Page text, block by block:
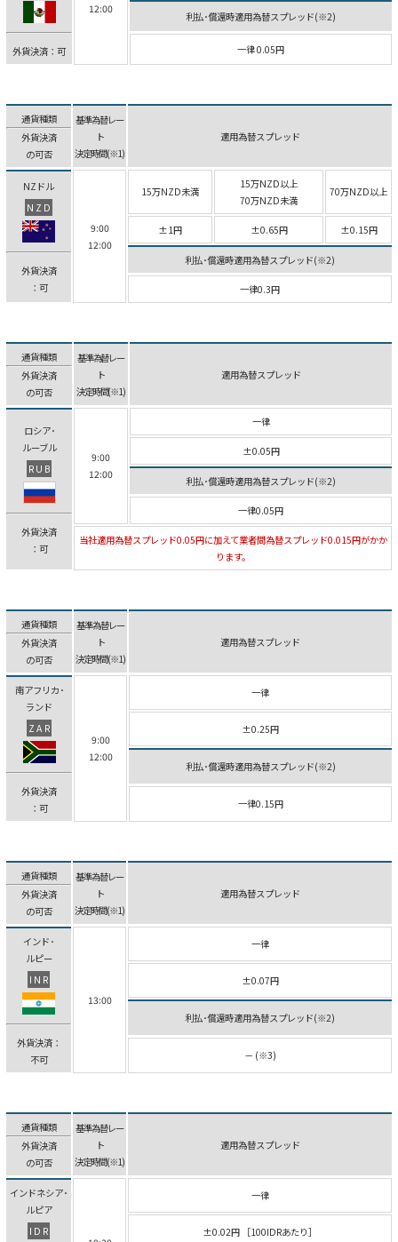
外貨決済：可
12:00
利払･償還時適用為替スプレッド(※2)
一律 0.05円
通貨種類
外貨決済
の可否
基準為替レー
ト
決定時間(※1)
適用為替スプレッド
NZドル
NZD
外貨決済
：可
9:00
12:00
15万NZD未満
15万NZD以上
70万NZD未満
70万NZD以上
±1円 ±0.65円 ±0.15円
利払･償還時適用為替スプレッド(※2)
一律0.3円
通貨種類
外貨決済
の可否
基準為替レー
ト
決定時間(※1)
適用為替スプレッド
ロシア･
ルーブル
RUB
外貨決済
：可
9:00
12:00
一律
±0.05円
利払･償還時適用為替スプレッド(※2)
一律0.05円
当社適用為替スプレッド0.05円に加えて業者間為替スプレッド0.015円がかか
ります。
通貨種類
外貨決済
の可否
基準為替レー
ト
決定時間(※1)
適用為替スプレッド
南アフリカ･
ランド
ZAR
外貨決済
：可
9:00
12:00
一律
±0.25円
利払･償還時適用為替スプレッド(※2)
一律0.15円
通貨種類
外貨決済
の可否
基準為替レー
ト
決定時間(※1)
適用為替スプレッド
インド･
ルピー
INR
外貨決済：
不可
13:00
一律
±0.07円
利払･償還時適用為替スプレッド(※2)
－ (※3)
通貨種類
外貨決済
の可否
基準為替レー
ト
決定時間(※1)
適用為替スプレッド
インドネシア･
ルピア
IDR
一律
±0.02円 ［100IDRあたり］